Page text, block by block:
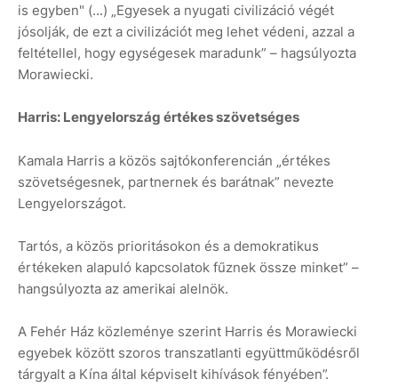
is egyben" (...) „Egyesek a nyugati civilizáció végét
jósolják, de ezt a civilizációt meg lehet védeni, azzal a
feltétellel, hogy egységesek maradunk” – hagsúlyozta
Morawiecki.
Harris: Lengyelország értékes szövetséges
Kamala Harris a közös sajtókonferencián „értékes
szövetségesnek, partnernek és barátnak” nevezte
Lengyelországot.
Tartós, a közös prioritásokon és a demokratikus
értékeken alapuló kapcsolatok fűznek össze minket” –
hangsúlyozta az amerikai alelnök.
A Fehér Ház közleménye szerint Harris és Morawiecki
egyebek között szoros transzatlanti együttműködésről
tárgyalt a Kína által képviselt kihívások fényében”.